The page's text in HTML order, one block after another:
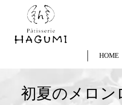
HOME
初夏のメロン